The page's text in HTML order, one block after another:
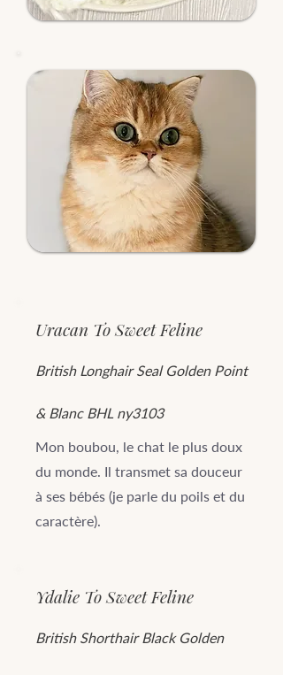
Uracan To Sweet Feline
British Longhair Seal Golden Point
& Blanc BHL ny3103
Mon boubou, le chat le plus doux
du monde. Il transmet sa douceur
à ses bébés (je parle du poils et du
caractère).
Ydalie To Sweet Feline
British Shorthair Black Golden